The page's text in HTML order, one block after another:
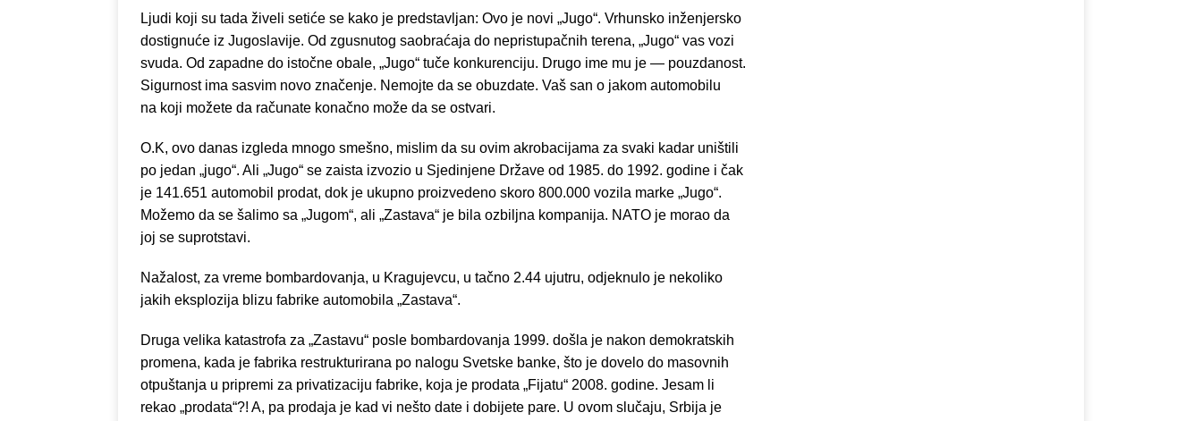
Ljudi koji su tada živeli setiće se kako je predstavljan: Ovo je novi „Jugo“. Vrhunsko inženjersko
dostignuće iz Jugoslavije. Od zgusnutog saobraćaja do nepristupačnih terena, „Jugo“ vas vozi
svuda. Od zapadne do istočne obale, „Jugo“ tuče konkurenciju. Drugo ime mu je — pouzdanost.
Sigurnost ima sasvim novo značenje. Nemojte da se obuzdate. Vaš san o jakom automobilu
na koji možete da računate konačno može da se ostvari.
O.K, ovo danas izgleda mnogo smešno, mislim da su ovim akrobacijama za svaki kadar uništili
po jedan „jugo“. Ali „Jugo“ se zaista izvozio u Sjedinjene Države od 1985. do 1992. godine i čak
je 141.651 automobil prodat, dok je ukupno proizvedeno skoro 800.000 vozila marke „Jugo“.
Možemo da se šalimo sa „Jugom“, ali „Zastava“ je bila ozbiljna kompanija. NATO je morao da
joj se suprotstavi.
Nažalost, za vreme bombardovanja, u Kragujevcu, u tačno 2.44 ujutru, odjeknulo je nekoliko
jakih eksplozija blizu fabrike automobila „Zastava“.
Druga velika katastrofa za „Zastavu“ posle bombardovanja 1999. došla je nakon demokratskih
promena, kada je fabrika restrukturirana po nalogu Svetske banke, što je dovelo do masovnih
otpuštanja u pripremi za privatizaciju fabrike, koja je prodata „Fijatu“ 2008. godine. Jesam li
rekao „prodata“?! A, pa prodaja je kad vi nešto date i dobijete pare. U ovom slučaju, Srbija je